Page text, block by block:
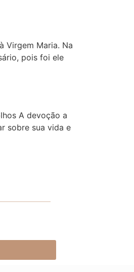
Virgem Maria. Na
pois foi ele
A devoção a
sobre sua vida e